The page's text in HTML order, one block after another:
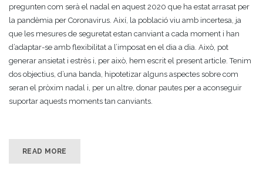
pregunten com serà el nadal en aquest 2020 que ha estat arrasat per
la pandèmia per Coronavirus. Així, la població viu amb incertesa, ja
que les mesures de seguretat estan canviant a cada moment i han
d’adaptar-se amb flexibilitat a l’imposat en el dia a dia. Això, pot
generar ansietat i estrès i, per això, hem escrit el present article. Tenim
dos objectius, d’una banda, hipotetizar alguns aspectes sobre com
seran el pròxim nadal i, per un altre, donar pautes per a aconseguir
suportar aquests moments tan canviants.
READ MORE